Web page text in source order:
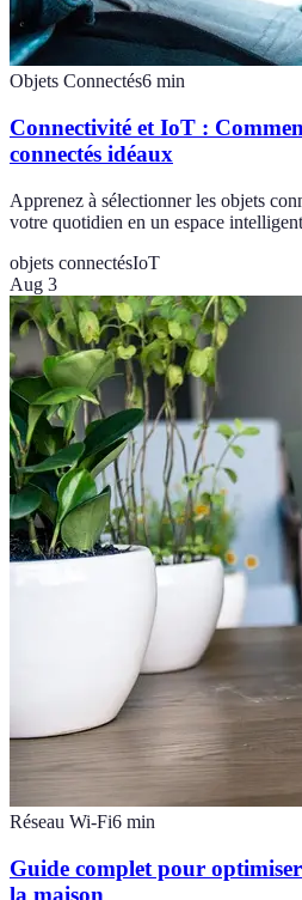
Objets Connectés6 min
Connectivité et IoT :
connectés idéaux
Apprenez à sélectionner les objets
votre quotidien en un espace
objets connectésIoT
Aug 3
Réseau Wi-Fi6 min
Guide complet pour
la maison